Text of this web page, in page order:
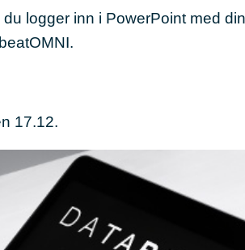
logger inn i PowerPoint med
17.12.